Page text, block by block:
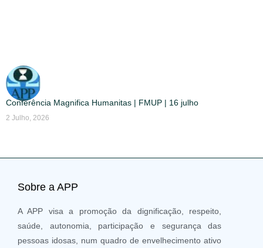
Conferência Magnifica Humanitas | FMUP | 16 julho
2 Julho, 2026
Sobre a APP
A APP visa a promoção da dignificação, respeito,
saúde, autonomia, participação e segurança das
pessoas idosas, num quadro de envelhecimento ativo